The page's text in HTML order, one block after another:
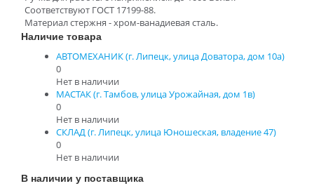
Соответствуют ГОСТ 17199-88.
Материал стержня - хром-ванадиевая сталь.
Наличие товара
АВТОМЕХАНИК (г. Липецк, улица Доватора, дом 10а)
0
Нет в наличии
МАСТАК (г. Тамбов, улица Урожайная, дом 1в)
0
Нет в наличии
СКЛАД (г. Липецк, улица Юношеская, владение 47)
0
Нет в наличии
В наличии у поставщика